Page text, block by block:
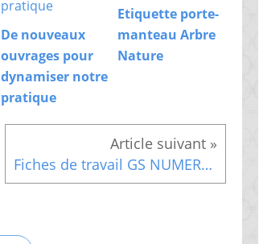
De nouveaux
ouvrages pour
dynamiser notre
pratique
Etiquette porte-
manteau Arbre
Nature
Fiches de travail GS NUMERATION (période 2)